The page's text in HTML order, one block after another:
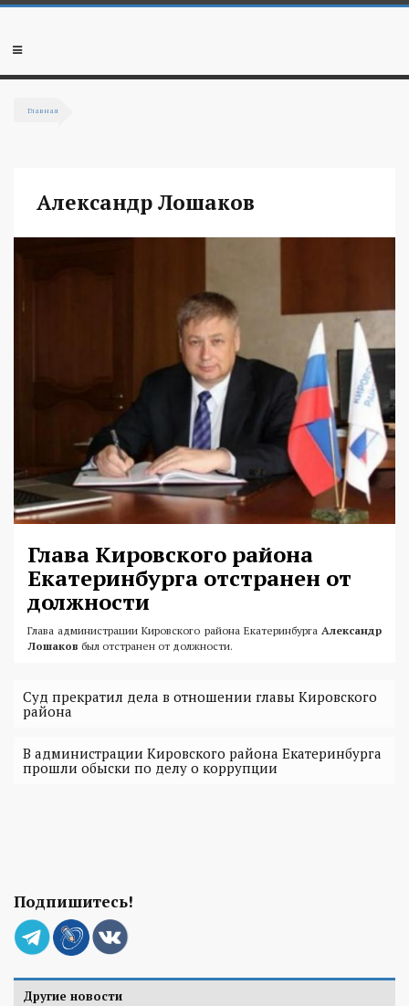
Перейти к основному содержанию
Мобильное
Главная
Александр Лошаков
Глава Кировского района
Екатеринбурга отстранен от
должности
Глава администрации Кировского района Екатеринбурга Александр
Лошаков был отстранен от должности.
Суд прекратил дела в отношении главы Кировского
района
В администрации Кировского района Екатеринбурга
прошли обыски по делу о коррупции
Подпишитесь!
Другие новости